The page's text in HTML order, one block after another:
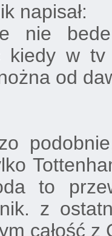
napisał:
nie bede
kiedy w tv
od
to
z
całość z